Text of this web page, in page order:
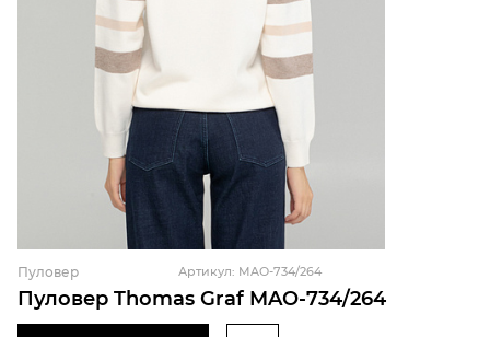
Пуловер Thomas Graf MAO-734/264
Пуловер Артикул: MAO-734/264